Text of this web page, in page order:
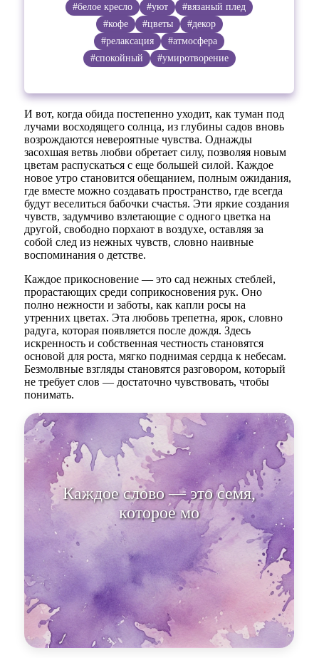
#белое кресло #уют
#вязаный плед
#кофе
#цветы
#декор
#релаксация
#атмосфера
#спокойный
#умиротворение
И вот, когда обида постепенно уходит, как туман под
лучами восходящего солнца, из глубины садов вновь
возрождаются невероятные чувства. Однажды
засохшая ветвь любви обретает силу, позволяя новым
цветам распускаться с еще большей силой. Каждое
новое утро становится обещанием, полным ожидания,
где вместе можно создавать пространство, где всегда
будут веселиться бабочки счастья. Эти яркие создания
чувств, задумчиво взлетающие с одного цветка на
другой, свободно порхают в воздухе, оставляя за
собой след из нежных чувств, словно наивные
воспоминания о детстве.
Каждое прикосновение — это сад нежных стеблей,
прорастающих среди соприкосновения рук. Оно
полно нежности и заботы, как капли росы на
утренних цветах. Эта любовь трепетна, ярок, словно
радуга, которая появляется после дождя. Здесь
искренность и собственная честность становятся
основой для роста, мягко поднимая сердца к небесам.
Безмолвные взгляды становятся разговором, который
не требует слов — достаточно чувствовать, чтобы
понимать.
Каждое слово — это семя,
которое можно посадить в этот
сад.